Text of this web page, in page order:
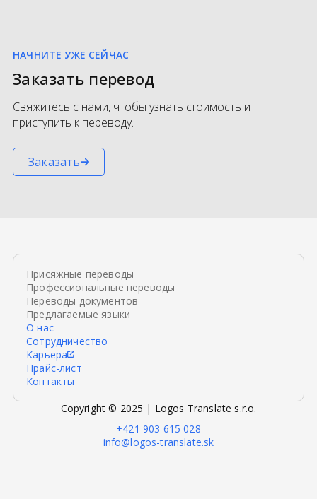
НАЧНИТЕ УЖЕ СЕЙЧАС
Заказать перевод
Свяжитесь с нами, чтобы узнать стоимость и
приступить к переводу.
Заказать
Присяжные переводы
Профессиональные переводы
Переводы документов
Предлагаемые языки
О нас
Сотрудничество
Карьера
Прайс-лист
Контакты
Copyright © 2025 | Logos Translate s.r.o.
+421 903 615 028
info@logos-translate.sk